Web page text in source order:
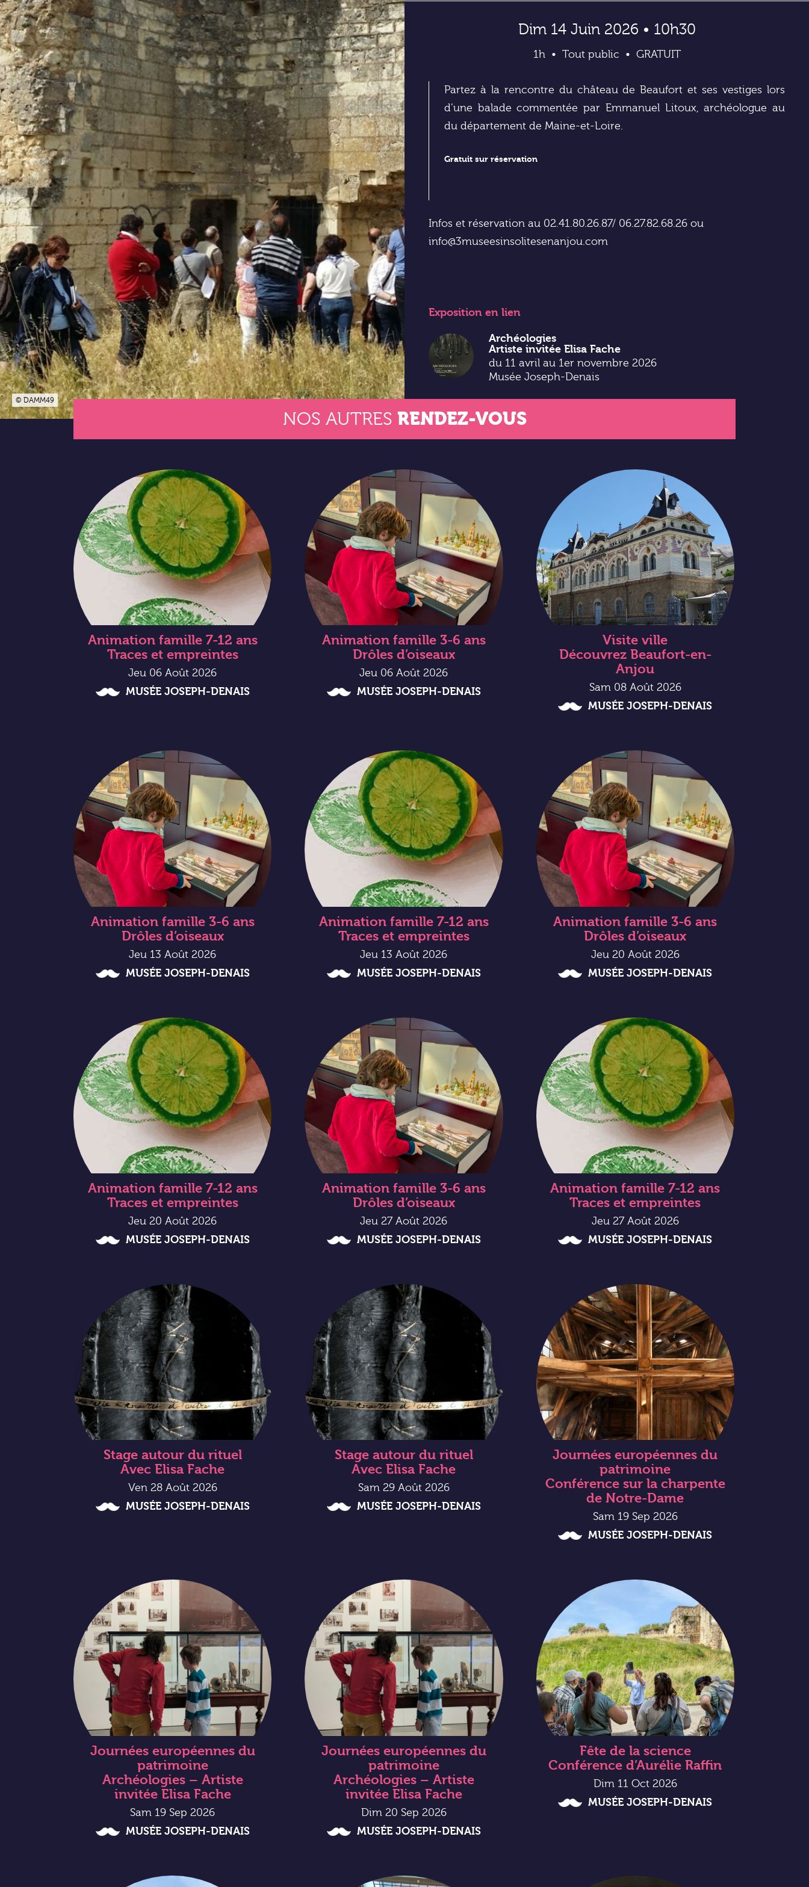
© DAMM49
Dim 14 Juin 2026 • 10h30
1h Tout public GRATUIT
Partez à la rencontre du château de Beaufort et ses vestiges lors
d’une balade commentée par Emmanuel Litoux, archéologue au
du département de Maine-et-Loire.
Gratuit sur réservation
Infos et réservation au 02.41.80.26.87/ 06.27.82.68.26 ou
info@3museesinsolitesenanjou.com
Exposition en lien
Archéologies
Artiste invitée Elisa Fache
du 11 avril au 1er novembre 2026
Musée Joseph-Denais
NOS AUTRES RENDEZ-VOUS
Animation famille 7-12 ans
Traces et empreintes
Jeu 06 Août 2026
MUSÉE JOSEPH-DENAIS
Animation famille 3-6 ans
Drôles d’oiseaux
Jeu 06 Août 2026
MUSÉE JOSEPH-DENAIS
Visite ville
Découvrez Beaufort-en-
Anjou
Sam 08 Août 2026
MUSÉE JOSEPH-DENAIS
Animation famille 3-6 ans
Drôles d’oiseaux
Jeu 13 Août 2026
MUSÉE JOSEPH-DENAIS
Animation famille 7-12 ans
Traces et empreintes
Jeu 13 Août 2026
MUSÉE JOSEPH-DENAIS
Animation famille 3-6 ans
Drôles d’oiseaux
Jeu 20 Août 2026
MUSÉE JOSEPH-DENAIS
Animation famille 7-12 ans
Traces et empreintes
Jeu 20 Août 2026
MUSÉE JOSEPH-DENAIS
Animation famille 3-6 ans
Drôles d’oiseaux
Jeu 27 Août 2026
MUSÉE JOSEPH-DENAIS
Animation famille 7-12 ans
Traces et empreintes
Jeu 27 Août 2026
MUSÉE JOSEPH-DENAIS
Stage autour du rituel
Avec Elisa Fache
Ven 28 Août 2026
MUSÉE JOSEPH-DENAIS
Stage autour du rituel
Avec Elisa Fache
Sam 29 Août 2026
MUSÉE JOSEPH-DENAIS
Journées européennes du
patrimoine
Conférence sur la charpente
de Notre-Dame
Sam 19 Sep 2026
MUSÉE JOSEPH-DENAIS
Journées européennes du
patrimoine
Archéologies – Artiste
invitée Elisa Fache
Sam 19 Sep 2026
MUSÉE JOSEPH-DENAIS
Journées européennes du
patrimoine
Archéologies – Artiste
invitée Elisa Fache
Dim 20 Sep 2026
MUSÉE JOSEPH-DENAIS
Fête de la science
Conférence d’Aurélie Raffin
Dim 11 Oct 2026
MUSÉE JOSEPH-DENAIS